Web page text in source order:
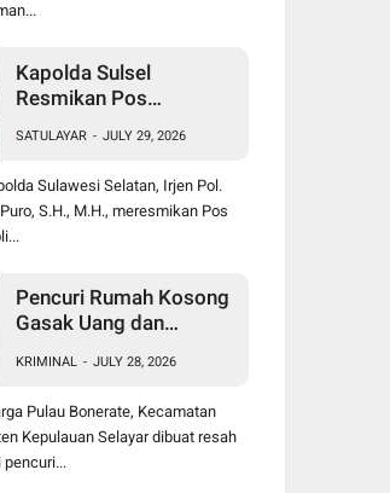
Kapolda Sulsel
Resmikan Pos
Polairud di Pulau Jinato
Selayar
SATULAYAR - JULY 29, 2026
Sulawesi Selatan, Irjen Pol.
S.H., M.H., meresmikan Pos
Pencuri Rumah Kosong
Gasak Uang dan
Bonerate Rugi Puluhan
Juta Rupiah
KRIMINAL - JULY 28, 2026
Pulau Bonerate, Kecamatan
Kepulauan Selayar dibuat resah